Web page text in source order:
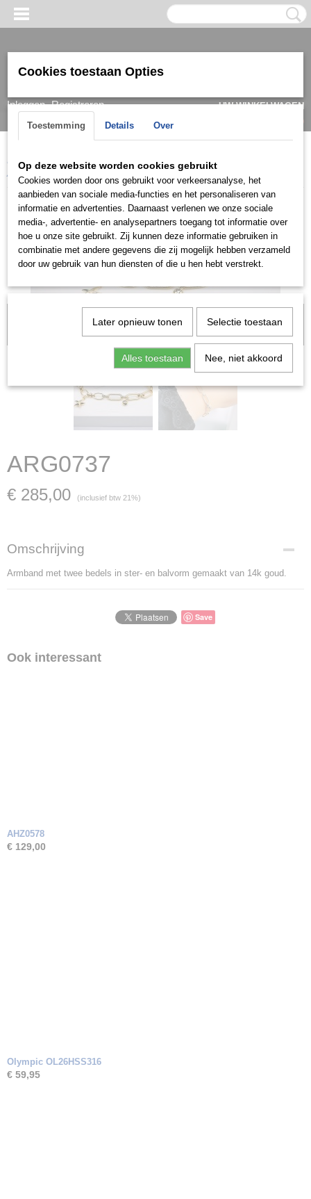
Inloggen Registreren
UW WINKELWAGEN
(0)
Home > Armband > Dames Goud/ witgoud >
ARG0737
Let op: het kan voorkomen dat het product onlangs in de zaak is
ARG0737
€ 285,00 (inclusief btw 21%)
Omschrijving
Armband met twee bedels in ster- en balvorm gemaakt van 14k goud.
Save
Ook interessant
AHZ0578
€ 129,00
Olympic OL26HSS316
€ 59,95
Cookies toestaan Opties
Toestemming Details Over
Op deze website worden cookies gebruikt
Cookies worden door ons gebruikt voor verkeersanalyse, het
aanbieden van sociale media-functies en het personaliseren van
informatie en advertenties. Daarnaast verlenen we onze sociale
media-, advertentie- en analysepartners toegang tot informatie over
hoe u onze site gebruikt. Zij kunnen deze informatie gebruiken in
combinatie met andere gegevens die zij mogelijk hebben verzameld
door uw gebruik van hun diensten of die u hen hebt verstrekt.
Later opnieuw tonen Selectie toestaan
Alles toestaan Nee, niet akkoord